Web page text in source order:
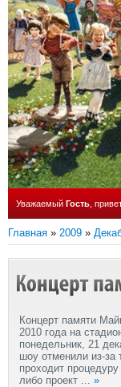
Уважаемый Гость ,
Главная » 2009 »
Концерт памяти
2010 года на
понедельник, 21
шоу отменили из-за
проходит
либо проект ... »